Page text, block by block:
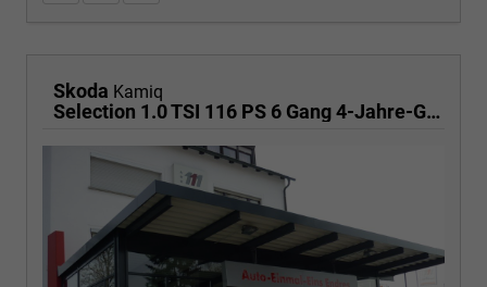
Skoda Kamiq
Selection 1.0 TSI 116 PS 6 Gang 4-Jahre-Garantie-Anhängerkupplung schwenkbar-Kessy-16" Alu-2-Zonen-Climatronic-Tempomat-LED-AppleCarPlay-AndroidAuto-Rückfahrkamera-2xPDC